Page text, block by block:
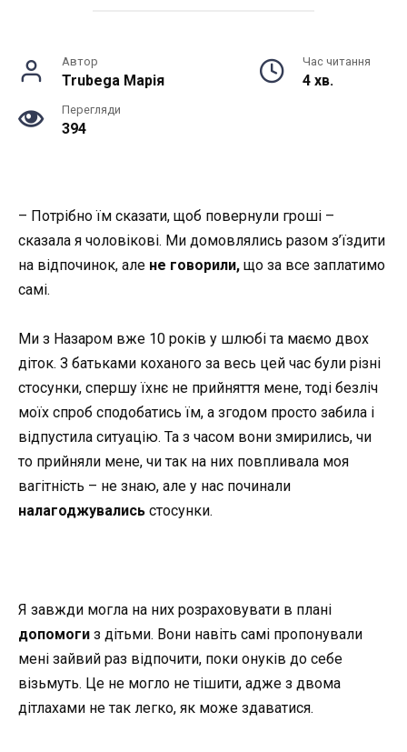
Автор
Trubega Марія
Час читання
4 хв.
Перегляди
394
– Потрібно їм сказати, щоб повернули гроші –
сказала я чоловікові. Ми домовлялись разом з’їздити
на відпочинок, але не говорили, що за все заплатимо
самі.
Ми з Назаром вже 10 років у шлюбі та маємо двох
діток. З батьками коханого за весь цей час були різні
стосунки, спершу їхнє не прийняття мене, тоді безліч
моїх спроб сподобатись їм, а згодом просто забила і
відпустила ситуацію. Та з часом вони змирились, чи
то прийняли мене, чи так на них повпливала моя
вагітність – не знаю, але у нас починали
налагоджувались стосунки.
Я завжди могла на них розраховувати в плані
допомоги з дітьми. Вони навіть самі пропонували
мені зайвий раз відпочити, поки онуків до себе
візьмуть. Це не могло не тішити, адже з двома
дітлахами не так легко, як може здаватися.